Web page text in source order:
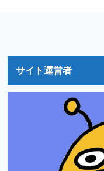
サイト運営者